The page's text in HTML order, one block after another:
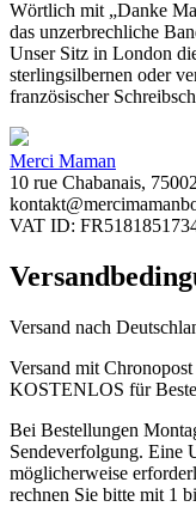
Wörtlich mit „Danke
das unzerbrechliche
Unser Sitz in London
sterlingsilbernen oder
französischer
Merci Maman
10 rue Chabanais,
VAT ID:
Versand nach
Versand mit
KOSTENLOS für
Bei Bestellungen
Sendeverfolgung. Eine
möglicherweise
rechnen Sie bitte mit 1